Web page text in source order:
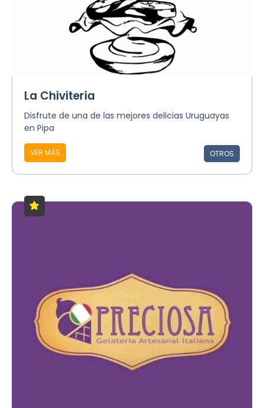
La Chiviteria
Disfrute de una de las mejores delicias Uruguayas
en Pipa
VER MÁS OTROS